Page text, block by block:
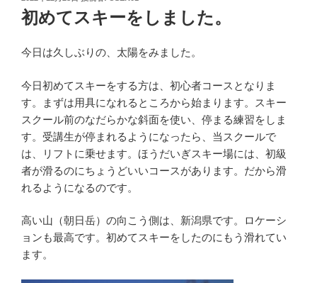
稿
日:
初めてスキーをしました。
今日は久しぶりの、太陽をみました。
今日初めてスキーをする方は、初心者コースとなりま
す。まずは用具になれるところから始まります。スキー
スクール前のなだらかな斜面を使い、停まる練習をしま
す。受講生が停まれるようになったら、当スクールで
は、リフトに乗せます。ほうだいぎスキー場には、初級
者が滑るのにちょうどいいコースがあります。だから滑
れるようになるのです。
高い山（朝日岳）の向こう側は、新潟県です。ロケーシ
ョンも最高です。初めてスキーをしたのにもう滑れてい
ます。